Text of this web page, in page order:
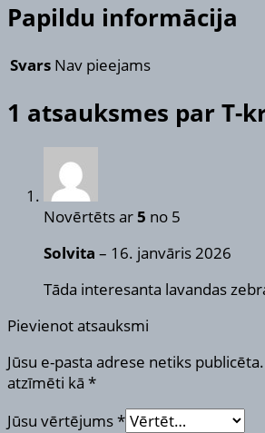
Papildu informācija
Svars Nav pieejams
1 atsauksmes par T-
Novērtēts ar5 no 5
Solvita – 16. janvāris 2026
Tāda interesanta lavandas
Pievienot atsauksmi
Jūsu e-pasta adrese netiks publicēta.
atzīmēti kā *
Jūsu vērtējums*